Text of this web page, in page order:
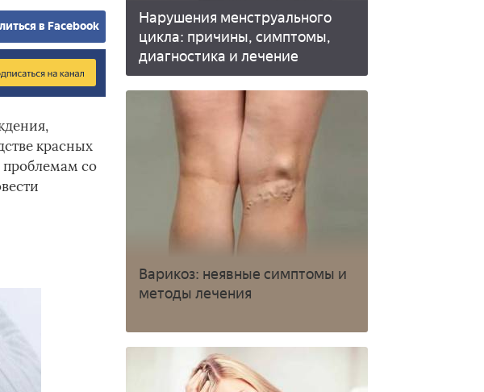
в Facebook
красных
проблемам со
Нарушения менструального
цикла: причины, симптомы,
диагностика и лечение
Варикоз: неявные симптомы и
методы лечения